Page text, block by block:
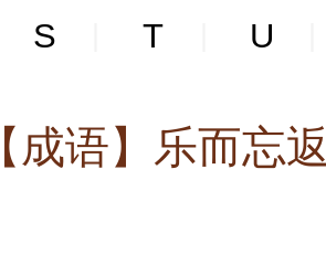
S T U
【成语】乐而忘返